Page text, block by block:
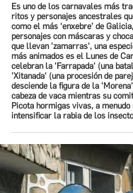
Es uno de los carnavales más
ritos y personajes ancestrales
como el más ‘enxebre’ de
personajes con máscaras y
que llevan 'zamarras', una
más animados es el Lunes de
celebran la 'Farrapada' (una
'Xitanada' (una procesión de
desciende la figura de la
cabeza de vaca mientras su
Picota hormigas vivas, a
intensificar la rabia de los